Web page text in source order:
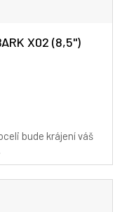
X02 (8,5")
bude krájení váš